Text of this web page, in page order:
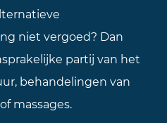
niet vergoed? Dan
partij van het
behandelingen van
massages.